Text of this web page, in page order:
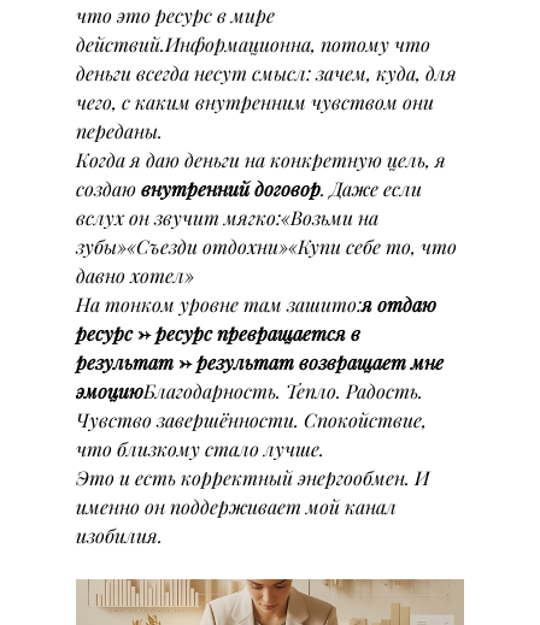
что это ресурс в мире
действий.Информационна, потому что
деньги всегда несут смысл: зачем, куда, для
чего, с каким внутренним чувством они
переданы.
Когда я даю деньги на конкретную цель, я
создаю внутренний договор. Даже если
вслух он звучит мягко:«Возьми на
зубы»«Съезди отдохни»«Купи себе то, что
давно хотел»
На тонком уровне там зашито:я отдаю
ресурс → ресурс превращается в
результат → результат возвращает мне
эмоциюБлагодарность. Тепло. Радость.
Чувство завершённости. Спокойствие,
что близкому стало лучше.
Это и есть корректный энергообмен. И
именно он поддерживает мой канал
изобилия.